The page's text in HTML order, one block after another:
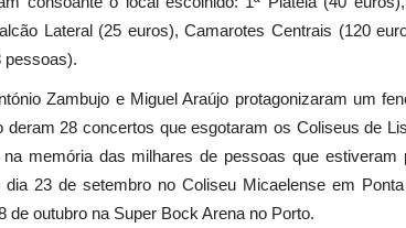
Lateral (25 euros), Camarotes Centrais (120
pessoas).
Zambujo e Miguel Araújo protagonizaram um
deram 28 concertos que esgotaram os Coliseus de
memória das milhares de pessoas que
dia 23 de setembro no Coliseu Micaelense em
de outubro na Super Bock Arena no Porto.